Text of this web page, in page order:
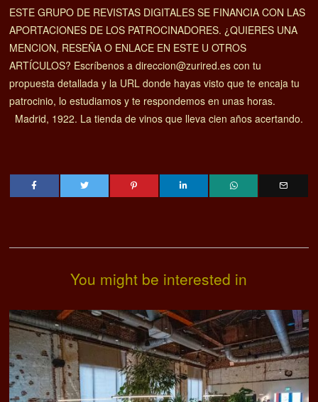
ESTE GRUPO DE REVISTAS DIGITALES SE FINANCIA CON LAS
APORTACIONES DE LOS PATROCINADORES. ¿QUIERES UNA
MENCION, RESEÑA O ENLACE EN ESTE U OTROS
ARTÍCULOS? Escríbenos a direccion@zurired.es con tu
propuesta detallada y la URL donde hayas visto que te encaja tu
patrocinio, lo estudiamos y te respondemos en unas horas.
Madrid, 1922. La tienda de vinos que lleva cien años acertando.
You might be interested in